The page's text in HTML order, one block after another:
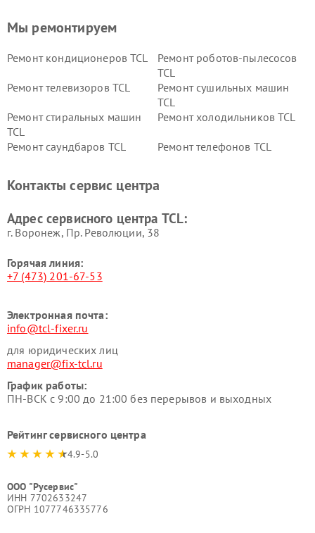
Мы ремонтируем
Ремонт кондиционеров TCL
Ремонт роботов-пылесосов
TCL
Ремонт телевизоров TCL
Ремонт сушильных машин
TCL
Ремонт стиральных машин
TCL
Ремонт холодильников TCL
Ремонт саундбаров TCL Ремонт телефонов TCL
Контакты сервис центра
Адрес сервисного центра TCL:
г. Воронеж, Пр. Революции, 38
Горячая линия:
+7 (473) 201-67-53
Электронная почта:
info@tcl-fixer.ru
для юридических лиц
manager@fix-tcl.ru
График работы:
ПН-ВСК с 9:00 до 21:00 без перерывов и выходных
Рейтинг сервисного центра
4.9-5.0
ООО "Русервис"
ИНН 7702633247
ОГРН 1077746335776